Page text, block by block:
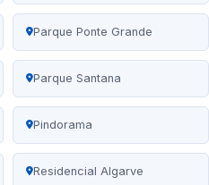
Parque Ponte Grande
Parque Santana
Pindorama
Residencial Algarve